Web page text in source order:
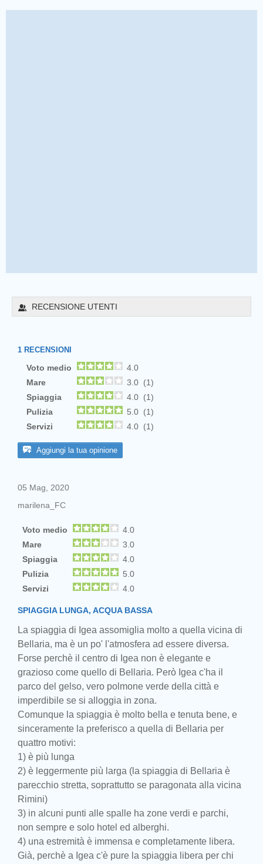
RECENSIONE UTENTI
1 RECENSIONI
Voto medio
4.0
Mare
3.0 (1)
Spiaggia
4.0 (1)
Pulizia
5.0 (1)
Servizi
4.0 (1)
Aggiungi la tua opinione
05 Mag, 2020
marilena_FC
Voto medio
4.0
Mare
3.0
Spiaggia
4.0
Pulizia
5.0
Servizi
4.0
SPIAGGIA LUNGA, ACQUA BASSA
La spiaggia di Igea assomiglia molto a quella vicina di
Bellaria, ma è un po' l'atmosfera ad essere diversa.
Forse perchè il centro di Igea non è elegante e
grazioso come quello di Bellaria. Però Igea c'ha il
parco del gelso, vero polmone verde della città e
imperdibile se si alloggia in zona.
Comunque la spiaggia è molto bella e tenuta bene, e
sinceramente la preferisco a quella di Bellaria per
quattro motivi:
1) è più lunga
2) è leggermente più larga (la spiaggia di Bellaria è
parecchio stretta, soprattutto se paragonata alla vicina
Rimini)
3) in alcuni punti alle spalle ha zone verdi e parchi,
non sempre e solo hotel ed alberghi.
4) una estremità è immensa e completamente libera.
Già, perchè a Igea c'è pure la spiaggia libera per chi